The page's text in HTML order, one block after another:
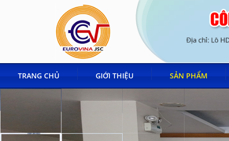
TRANG CHỦ GIỚI THIỆU SẢN PHẨM